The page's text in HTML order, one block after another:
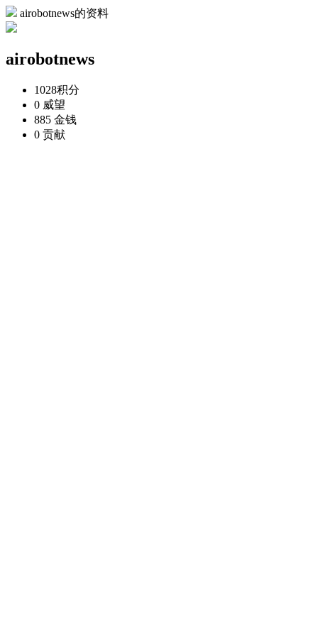
airobotnews的资料
airobotnews
1028积分
0 威望
885 金钱
0 贡献